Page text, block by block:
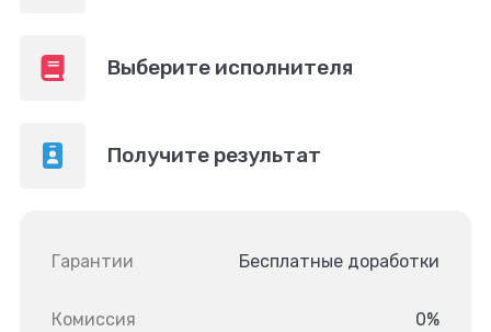
Выберите исполнителя
Получите результат
Гарантии Бесплатные доработки
Комиссия 0%